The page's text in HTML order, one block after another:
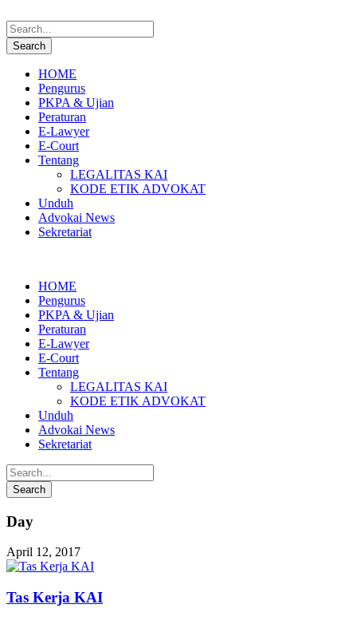
HOME
Pengurus
PKPA & Ujian
Peraturan
E-Lawyer
E-Court
Tentang
LEGALITAS KAI
KODE ETIK ADVOKAT
Unduh
Advokai News
Sekretariat
HOME
Pengurus
PKPA & Ujian
Peraturan
E-Lawyer
E-Court
Tentang
LEGALITAS KAI
KODE ETIK ADVOKAT
Unduh
Advokai News
Sekretariat
Day
April 12, 2017
Tas Kerja KAI